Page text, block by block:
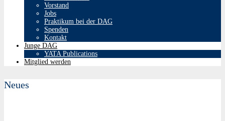
Vorstand
Jobs
Praktikum bei der DAG
Spenden
Kontakt
Junge DAG
YATA Publications
Mitglied werden
Neues